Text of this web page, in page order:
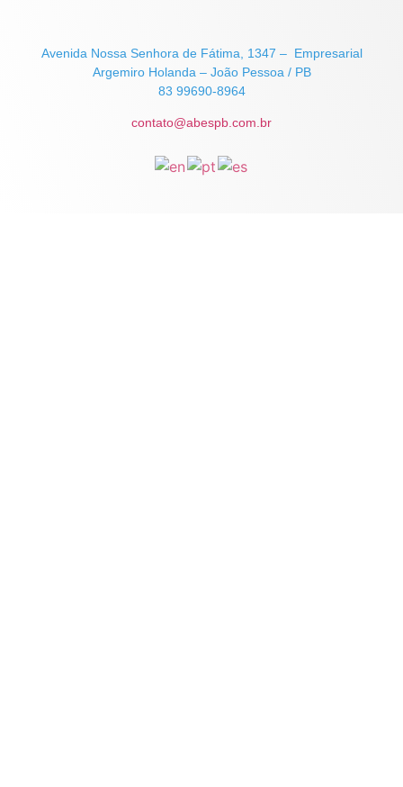
Avenida Nossa Senhora de Fátima, 1347 – Empresarial
Argemiro Holanda – João Pessoa / PB
83 99690-8964
contato@abespb.com.br